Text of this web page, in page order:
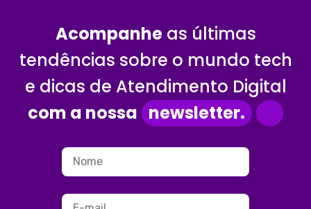
Acompanheas últimas
tendências sobre o mundo tech
e dicas de Atendimento Digital
com a nossa newsletter.